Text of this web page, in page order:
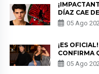
DÍAZ CAE
EN “ESTO
05 Ago
¡ES
CONFIRMA
MILETT
PUDO MÁS”
05 Ago